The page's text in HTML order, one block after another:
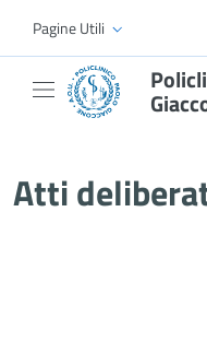
Skip to Main Content
Pagine Utili
Atti